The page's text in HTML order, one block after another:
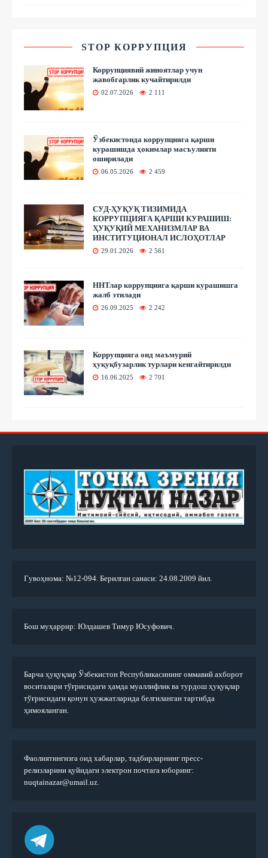
STOP КОРРУПЦИЯ
Коррупциявий жиноятлар учун
жавобгарлик кучайтирилди
02.07.2026 2 111
Ўзбекистонда коррупцияга қарши
курашишда ҳокимлар масъулияти
оширилади
06.05.2026 2 459
СУД-ҲУҚУҚ ТИЗИМИДА
КОРРУПЦИЯГА ҚАРШИ КУРАШИШ:
ҲУҚУҚИЙ МЕХАНИЗМЛАР ВА
ИНСТИТУЦИОНАЛ ИСЛОҲОТЛАР
29.01.2026 2 561
ННТлар коррупцияга қарши курашишга
жалб этилади
26.09.2025 2 242
Коррупцияга оид маъмурий
ҳуқуқбузарлик турлари кенгайтирилди
16.06.2025 2 701
Гувоҳнома: №12-094. Берилган санаси: 24.08.2009 йил.
Бош муҳаррир: Юлдашев Тимур Юсуфович.
Барча ҳуқуқлар Ўзбекистон Республикасининг оммавий ахборот
воситалари тўғрисидаги ҳамда муаллифлик ва турдош ҳуқуқлар
тўғрисидаги қонун ҳужжатларида белгиланган тартибда
ҳимояланган.
Фаолиятингизга оид хабарлар, тадбирларнинг пресс-
релизларини қуйидаги электрон почтага юборинг:
nuqtainazar@umail.uz.